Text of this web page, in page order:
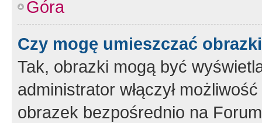
Góra
Czy mogę umieszczać
Tak, obrazki mogą być
administrator włączył
obrazek bezpośrednio na